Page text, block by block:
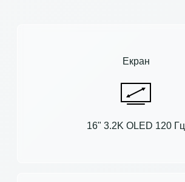
Екран
16" 3.2K OLED 120 Гц